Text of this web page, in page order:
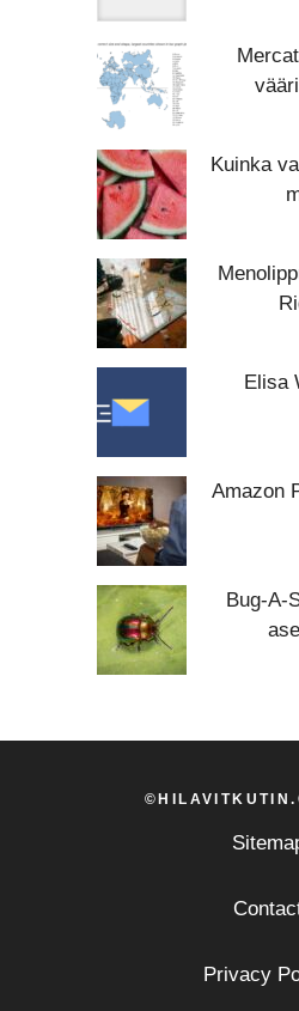
Kuinka
Elisa
Amazon
Bug-A-
Privacy